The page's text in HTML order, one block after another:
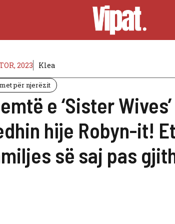
2023 Klea
për njerëzit
e ‘Sister
hije Robyn-it!
së saj pas